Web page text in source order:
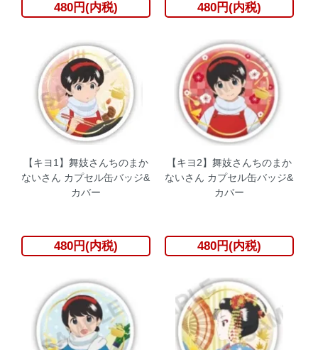
480円(内税) 480円(内税)
【キヨ1】舞妓さんちのまか
ないさん カプセル缶バッジ&
カバー
480円(内税)
【キヨ2】舞妓さんちのまか
ないさん カプセル缶バッジ&
カバー
480円(内税)